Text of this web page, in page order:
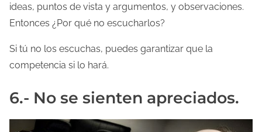
ideas, puntos de vista y argumentos, y observaciones.
Entonces ¿Por qué no escucharlos?
Si tú no los escuchas, puedes garantizar que la
competencia si lo hará.
6.- No se sienten apreciados.